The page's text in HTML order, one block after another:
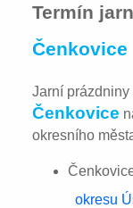
Termín
Čenkovice
Jarní
Čenkovice
okresního
okresu